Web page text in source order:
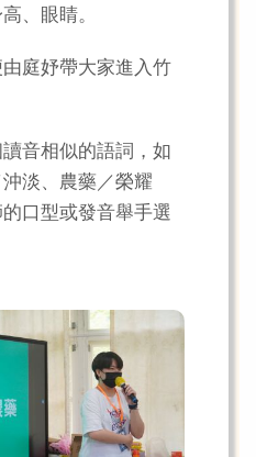
、眼睛。
庭妤帶大家進入竹
音相似的語詞，如
淡、農藥／榮耀
口型或發音舉手選